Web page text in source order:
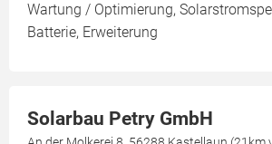
Wartung / Optimierung,
Batterie, Erweiterung
Solarbau Petry GmbH